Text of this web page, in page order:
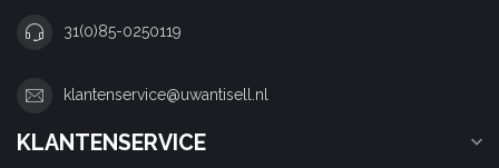
31(0)85-0250119
klantenservice@uwantisell.nl
KLANTENSERVICE